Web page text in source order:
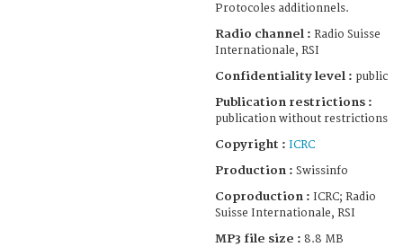
Protocoles additionnels.
Radio channel : Radio Suisse
Internationale, RSI
Confidentiality level : public
Publication restrictions :
publication without restrictions
Copyright : ICRC
Production : Swissinfo
Coproduction : ICRC; Radio
Suisse Internationale, RSI
MP3 file size : 8.8 MB